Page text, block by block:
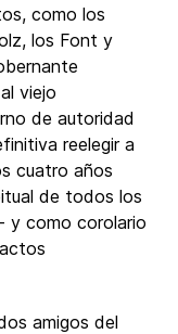
como los
los Font y
viejo
de autoridad
reelegir a
cuatro años
de todos los
y como corolario
amigos del